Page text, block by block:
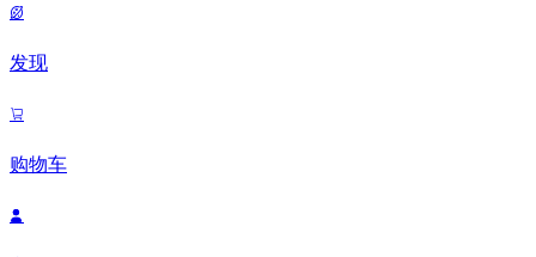

发现

购物车
